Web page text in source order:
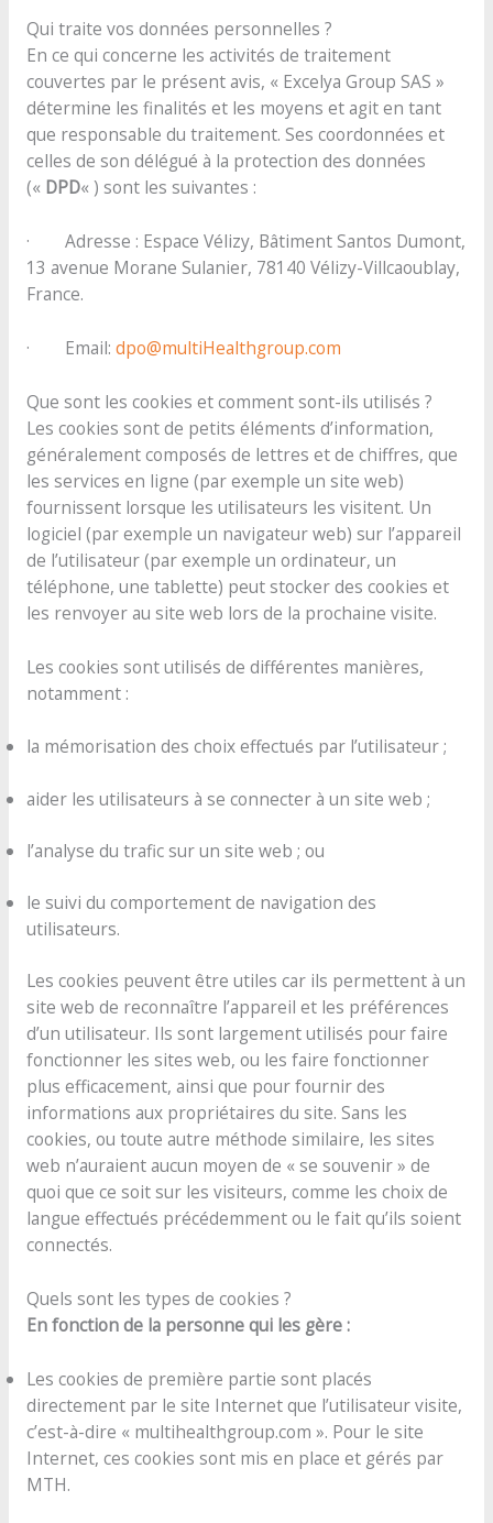
Qui traite vos données personnelles ?
En ce qui concerne les activités de traitement
couvertes par le présent avis, « Excelya Group SAS »
détermine les finalités et les moyens et agit en tant
que responsable du traitement. Ses coordonnées et
celles de son délégué à la protection des données
(« DPD« ) sont les suivantes :
· Adresse : Espace Vélizy, Bâtiment Santos Dumont,
13 avenue Morane Sulanier, 78140 Vélizy-Villcaoublay,
France.
· Email: dpo@multiHealthgroup.com
Que sont les cookies et comment sont-ils utilisés ?
Les cookies sont de petits éléments d’information,
généralement composés de lettres et de chiffres, que
les services en ligne (par exemple un site web)
fournissent lorsque les utilisateurs les visitent. Un
logiciel (par exemple un navigateur web) sur l’appareil
de l’utilisateur (par exemple un ordinateur, un
téléphone, une tablette) peut stocker des cookies et
les renvoyer au site web lors de la prochaine visite.
Les cookies sont utilisés de différentes manières,
notamment :
la mémorisation des choix effectués par l’utilisateur ;
aider les utilisateurs à se connecter à un site web ;
l’analyse du trafic sur un site web ; ou
le suivi du comportement de navigation des
utilisateurs.
Les cookies peuvent être utiles car ils permettent à un
site web de reconnaître l’appareil et les préférences
d’un utilisateur. Ils sont largement utilisés pour faire
fonctionner les sites web, ou les faire fonctionner
plus efficacement, ainsi que pour fournir des
informations aux propriétaires du site. Sans les
cookies, ou toute autre méthode similaire, les sites
web n’auraient aucun moyen de « se souvenir » de
quoi que ce soit sur les visiteurs, comme les choix de
langue effectués précédemment ou le fait qu’ils soient
connectés.
Quels sont les types de cookies ?
En fonction de la personne qui les gère :
Les cookies de première partie sont placés
directement par le site Internet que l’utilisateur visite,
c’est-à-dire « multihealthgroup.com ». Pour le site
Internet, ces cookies sont mis en place et gérés par
MTH.